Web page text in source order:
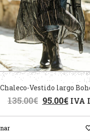
Chaleco-Vestido largo
135.00€ 95.00€ IVA